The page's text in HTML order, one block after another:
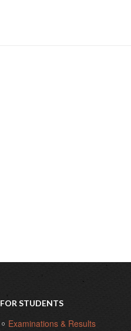
FOR STUDENTS
Examinations & Results